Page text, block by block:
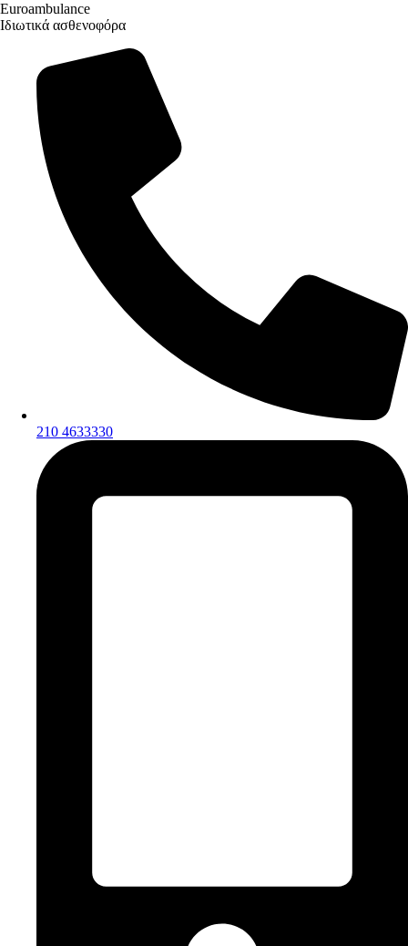
Euroambulance
Ιδιωτικά ασθενοφόρα
210 4633330